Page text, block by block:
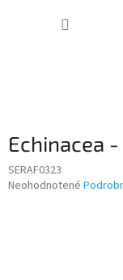
Echinacea
SERAF0323
Priemerné
Neohodnotené